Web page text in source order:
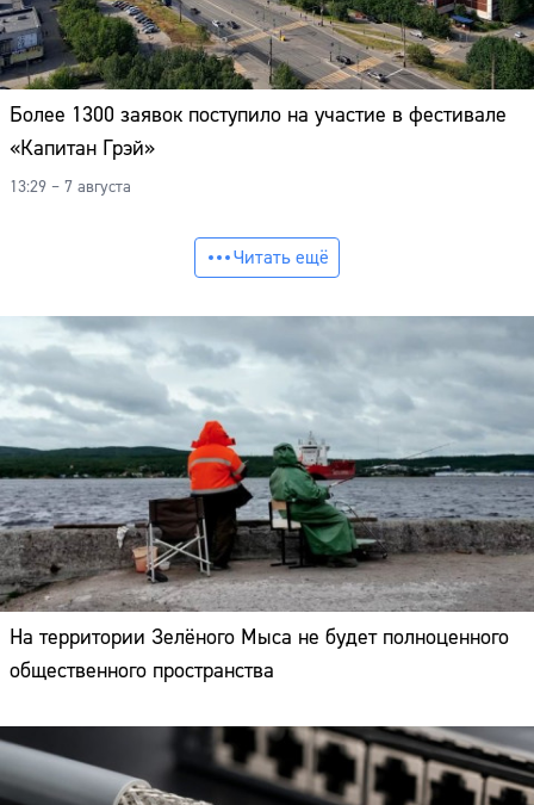
Более 1300 заявок поступило на участие в фестивале
«Капитан Грэй»
13:29 – 7 августа
Читать ещё
На территории Зелёного Мыса не будет полноценного
общественного пространства